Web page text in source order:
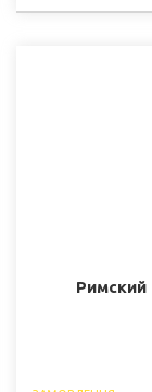
Римский